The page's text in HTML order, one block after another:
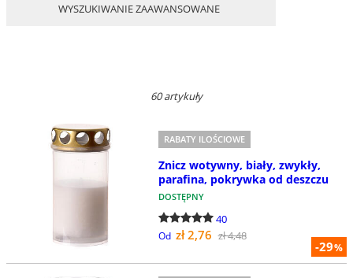
WYSZUKIWANIE ZAAWANSOWANE
60 artykuły
-29%
RABATY ILOŚCIOWE
Znicz wotywny, biały, zwykły,
parafina, pokrywka od deszczu
DOSTĘPNY
40
Od zł 2,76 zł 4,48